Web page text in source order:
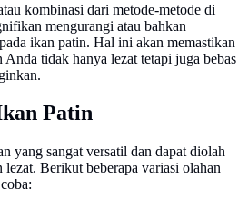
kombinasi dari metode-metode di
mengurangi atau bahkan
ikan patin. Hal ini akan memastikan
tidak hanya lezat tetapi juga bebas
Patin
yang sangat versatil dan dapat diolah
Berikut beberapa variasi olahan